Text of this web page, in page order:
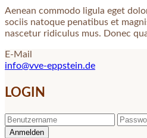
Aenean commodo ligula eget
sociis natoque penatibus et
nascetur ridiculus mus. Donec
E-Mail
info@vve-eppstein.de
LOGIN